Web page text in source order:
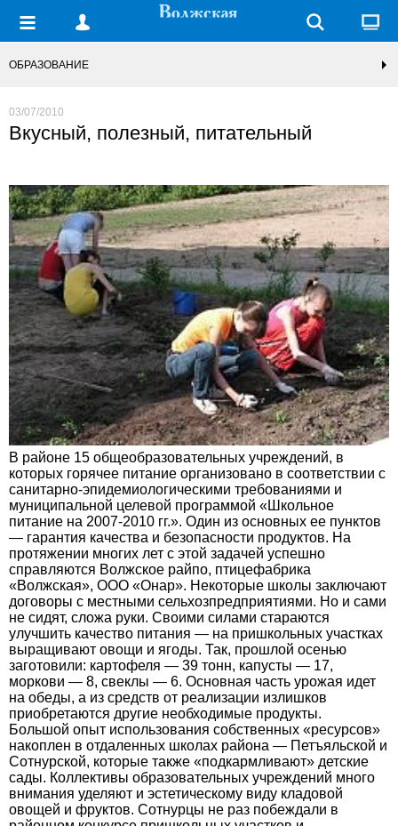
ОБРАЗОВАНИЕ
03/07/2010
Вкусный, полезный, питательный
В районе 15 общеобразовательных учреждений, в
которых горячее питание организовано в соответствии с
санитарно-эпидемиологическими требованиями и
муниципальной целевой программой «Школьное
питание на 2007-2010 гг.». Один из основных ее пунктов
— гарантия качества и безопасности продуктов. На
протяжении многих лет с этой задачей успешно
справляются Волжское райпо, птицефабрика
«Волжская», ООО «Онар». Некоторые школы заключают
договоры с местными сельхозпредприятиями. Но и сами
не сидят, сложа руки. Своими силами стараются
улучшить качество питания — на пришкольных участках
выращивают овощи и ягоды. Так, прошлой осенью
заготовили: картофеля — 39 тонн, капусты — 17,
моркови — 8, свеклы — 6. Основная часть урожая идет
на обеды, а из средств от реализации излишков
приобретаются другие необходимые продукты.
Большой опыт использования собственных «ресурсов»
накоплен в отдаленных школах района — Петъяльской и
Сотнурской, которые также «подкармливают» детские
сады. Коллективы образовательных учреждений много
внимания уделяют и эстетическому виду кладовой
овощей и фруктов. Сотнурцы не раз побеждали в